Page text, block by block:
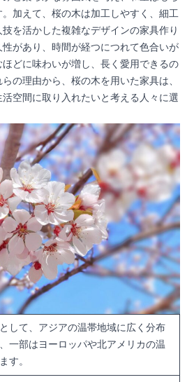
加えて、桜の木は加工しやすく、細工
を活かした複雑なデザインの家具作り
があり、時間が経つにつれて色合いが
どに味わいが増し、長く愛用できるの
の理由から、桜の木を用いた家具は、
空間に取り入れたいと考える人々に選
して、アジアの温帯地域に広く分布
一部はヨーロッパや北アメリカの温
す。